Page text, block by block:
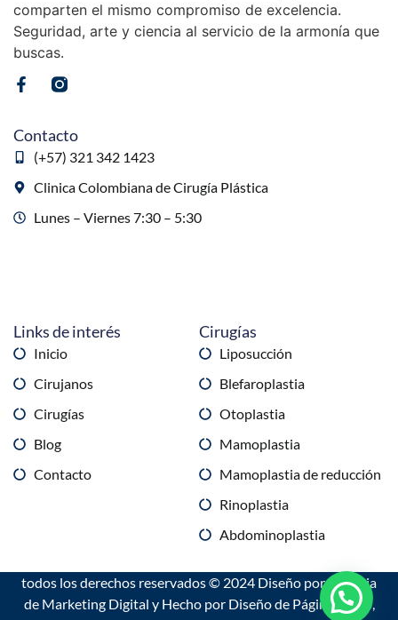
comparten el mismo compromiso de excelencia.
Seguridad, arte y ciencia al servicio de la armonía que
buscas.
Cirugías
Liposucción
Blefaroplastia
Otoplastia
Mamoplastia
Mamoplastia de reducción
Rinoplastia
Abdominoplastia
Links de interés
Inicio
Cirujanos
Cirugías
Blog
Contacto
Contacto
(+57) 321 342 1423
Clinica Colombiana de Cirugía Plástica
Lunes – Viernes 7:30 – 5:30
todos los derechos reservados © 2024 Diseño porAgencia
de Marketing Digital y Hecho por Diseño de Páginas Web,